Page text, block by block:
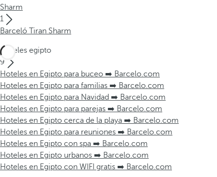
Sharm
1
Barceló Tiran Sharm
Hoteles egipto
9
Hoteles en Egipto para buceo ➡️ Barcelo.com
Hoteles en Egipto para familias ➡️ Barcelo.com
Hoteles en Egipto para Navidad ➡️ Barcelo.com
Hoteles en Egipto para parejas ➡️ Barcelo.com
Hoteles en Egipto cerca de la playa ➡️ Barcelo.com
Hoteles en Egipto para reuniones ➡️ Barcelo.com
Hoteles en Egipto con spa ➡️ Barcelo.com
Hoteles en Egipto urbanos ➡️ Barcelo.com
Hoteles en Egipto con WIFI gratis ➡️ Barcelo.com